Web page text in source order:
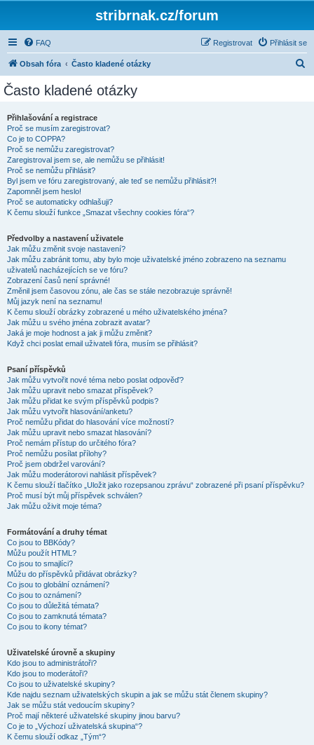
stribrnak.cz/forum
FAQ Přihlásit se
Registrovat
Obsah fóra Často kladené otázky
Často kladené otázky
Přihlašování a registrace
Proč se musím zaregistrovat?
Co je to COPPA?
Proč se nemůžu zaregistrovat?
Zaregistroval jsem se, ale nemůžu se přihlásit!
Proč se nemůžu přihlásit?
Byl jsem ve fóru zaregistrovaný, ale teď se nemůžu přihlásit?!
Zapomněl jsem heslo!
Proč se automaticky odhlašuji?
K čemu slouží funkce „Smazat všechny cookies fóra“?
Předvolby a nastavení uživatele
Jak můžu změnit svoje nastavení?
Jak můžu zabránit tomu, aby bylo moje uživatelské jméno zobrazeno na seznamu
uživatelů nacházejících se ve fóru?
Zobrazení časů není správné!
Změnil jsem časovou zónu, ale čas se stále nezobrazuje správně!
Můj jazyk není na seznamu!
K čemu slouží obrázky zobrazené u mého uživatelského jména?
Jak můžu u svého jména zobrazit avatar?
Jaká je moje hodnost a jak ji můžu změnit?
Když chci poslat email uživateli fóra, musím se přihlásit?
Psaní příspěvků
Jak můžu vytvořit nové téma nebo poslat odpověď?
Jak můžu upravit nebo smazat příspěvek?
Jak můžu přidat ke svým příspěvků podpis?
Jak můžu vytvořit hlasování/anketu?
Proč nemůžu přidat do hlasování více možností?
Jak můžu upravit nebo smazat hlasování?
Proč nemám přístup do určitého fóra?
Proč nemůžu posílat přílohy?
Proč jsem obdržel varování?
Jak můžu moderátorovi nahlásit příspěvek?
K čemu slouží tlačítko „Uložit jako rozepsanou zprávu“ zobrazené při psaní příspěvku?
Proč musí být můj příspěvek schválen?
Jak můžu oživit moje téma?
Formátování a druhy témat
Co jsou to BBKódy?
Můžu použít HTML?
Co jsou to smajlíci?
Můžu do příspěvků přidávat obrázky?
Co jsou to globální oznámení?
Co jsou to oznámení?
Co jsou to důležitá témata?
Co jsou to zamknutá témata?
Co jsou to ikony témat?
Uživatelské úrovně a skupiny
Kdo jsou to administrátoři?
Kdo jsou to moderátoři?
Co jsou to uživatelské skupiny?
Kde najdu seznam uživatelských skupin a jak se můžu stát členem skupiny?
Jak se můžu stát vedoucím skupiny?
Proč mají některé uživatelské skupiny jinou barvu?
Co je to „Výchozí uživatelská skupina“?
K čemu slouží odkaz „Tým“?